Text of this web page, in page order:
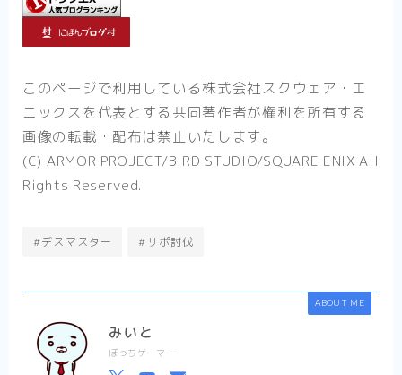
このページで利用している株式会社スクウェア・エ
ニックスを代表とする共同著作者が権利を所有する
画像の転載・配布は禁止いたします。
(C) ARMOR PROJECT/BIRD STUDIO/SQUARE ENIX All
Rights Reserved.
#デスマスター #サポ討伐
ABOUT ME
みいと
ぼっちゲーマー